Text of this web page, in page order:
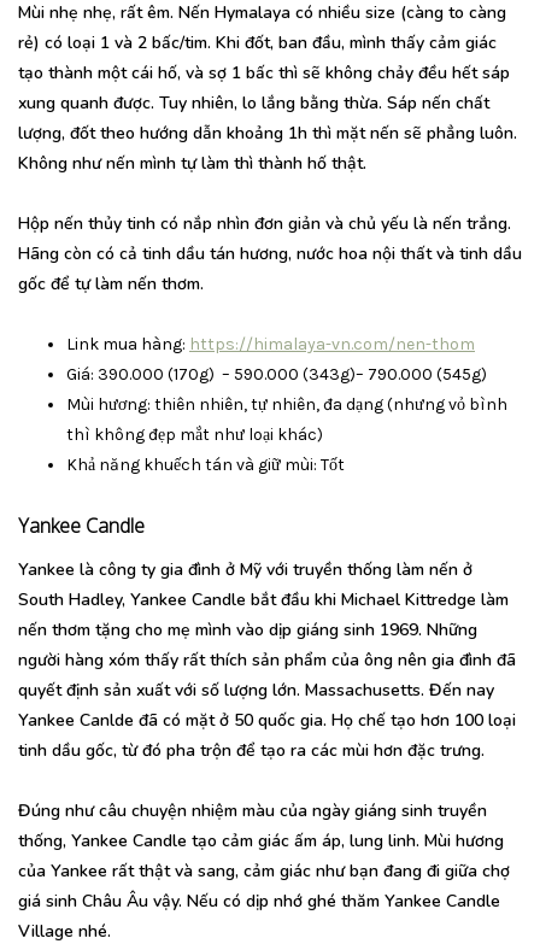
Mùi nhẹ nhẹ, rất êm. Nến Hymalaya có nhiều size (càng to càng
rẻ) có loại 1 và 2 bấc/tim. Khi đốt, ban đầu, mình thấy cảm giác
tạo thành một cái hố, và sợ 1 bấc thì sẽ không chảy đều hết sáp
xung quanh được. Tuy nhiên, lo lắng bằng thừa. Sáp nến chất
lượng, đốt theo hướng dẫn khoảng 1h thì mặt nến sẽ phẳng luôn.
Không như nến mình tự làm thì thành hố thật.
Hộp nến thủy tinh có nắp nhìn đơn giản và chủ yếu là nến trắng.
Hãng còn có cả tinh dầu tán hương, nước hoa nội thất và tinh dầu
gốc để tự làm nến thơm.
Link mua hàng: https://himalaya-vn.com/nen-thom
Giá: 390.000 (170g) – 590.000 (343g)– 790.000 (545g)
Mùi hương: thiên nhiên, tự nhiên, đa dạng (nhưng vỏ bình
thì không đẹp mắt như loại khác)
Khả năng khuếch tán và giữ mùi: Tốt
Yankee Candle
Yankee là công ty gia đình ở Mỹ với truyền thống làm nến ở
South Hadley, Yankee Candle bắt đầu khi Michael Kittredge làm
nến thơm tặng cho mẹ mình vào dịp giáng sinh 1969. Những
người hàng xóm thấy rất thích sản phẩm của ông nên gia đình đã
quyết định sản xuất với số lượng lớn. Massachusetts. Đến nay
Yankee Canlde đã có mặt ở 50 quốc gia. Họ chế tạo hơn 100 loại
tinh dầu gốc, từ đó pha trộn để tạo ra các mùi hơn đặc trưng.
Đúng như câu chuyện nhiệm màu của ngày giáng sinh truyền
thống, Yankee Candle tạo cảm giác ấm áp, lung linh. Mùi hương
của Yankee rất thật và sang, cảm giác như bạn đang đi giữa chợ
giá sinh Châu Âu vậy. Nếu có dịp nhớ ghé thăm Yankee Candle
Village nhé.